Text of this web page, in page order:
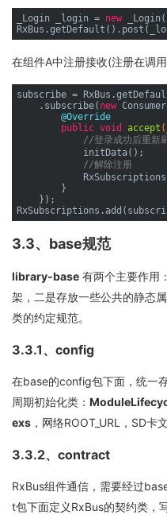
_Login _login = new
在组件A中注册接收(注册在调
subscribe =
    .subscribe(
new
@Override
public void accept
//登录成功后重新
            initData();
//解除注册
        }
    });
3.3、base规范
library-base 有两个主要作用
架，二是存放一些公共的静态
类的约定规范。
3.3.1、config
在base的config包下面，统一
周期初始化类：
exs ，网络ROOT_URL，SD卡
3.3.2、contract
RxBus组件通信，需要经过
t包下面定义RxBus的契约类，